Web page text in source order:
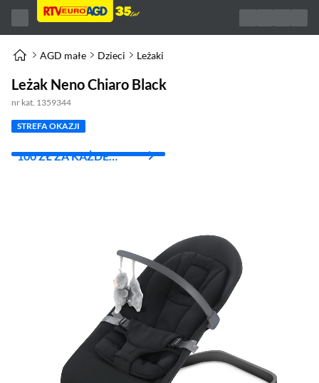
AGD małe Dzieci Leżaki
Leżak Neno Chiaro Black
nr kat. 1359344
STREFA OKAZJI
100 ZŁ ZA KAŻDE